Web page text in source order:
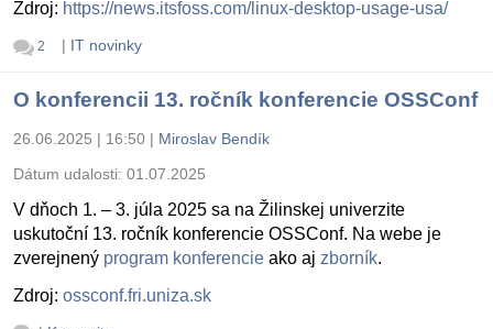
Zdroj: https://news.itsfoss.com/linux-desktop-usage-usa/
2 | IT novinky
O konferencii 13. ročník konferencie OSSConf
26.06.2025 | 16:50 | Miroslav Bendík
Dátum udalosti: 01.07.2025
V dňoch 1. – 3. júla 2025 sa na Žilinskej univerzite
uskutoční 13. ročník konferencie OSSConf. Na webe je
zverejnený program konferencie ako aj zborník.
Zdroj: ossconf.fri.uniza.sk